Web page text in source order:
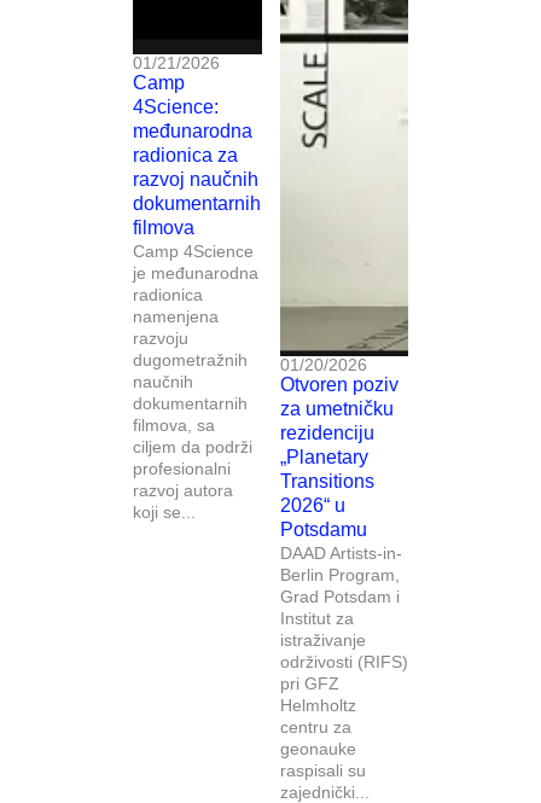
01/21/2026
Camp
4Science:
međunarodna
radionica za
razvoj naučnih
dokumentarnih
filmova
Camp 4Science
je međunarodna
radionica
namenjena
razvoju
dugometražnih
naučnih
dokumentarnih
filmova, sa
ciljem da podrži
profesionalni
razvoj autora
koji se...
01/20/2026
Otvoren poziv
za umetničku
rezidenciju
„Planetary
Transitions
2026“ u
Potsdamu
DAAD Artists-in-
Berlin Program,
Grad Potsdam i
Institut za
istraživanje
održivosti (RIFS)
pri GFZ
Helmholtz
centru za
geonauke
raspisali su
zajednički...